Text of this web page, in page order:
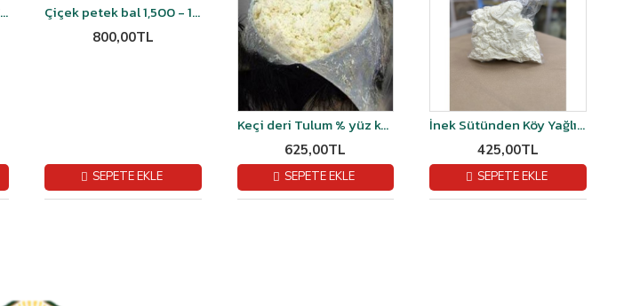
Kars Çıldır Organik Köy Tereyağı 1 kg Çiçek petek bal 1,500 - 1,600 kg
800,00TL
SEPETE EKLE
Keçi deri Tulum % yüz keçi sütünden kğ fiyatı
625,00TL
SEPETE EKLE
İnek Sütünden Köy Yağlı Tulum Peyniri 1 kğ
425,00TL
SEPETE EKLE